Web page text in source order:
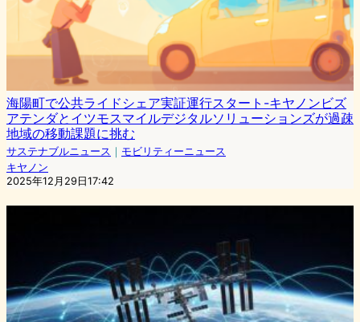
海陽町で公共ライドシェア実証運行スタート-キヤノンビズ
アテンダとイツモスマイルデジタルソリューションズが過疎
地域の移動課題に挑む
サステナブルニュース ｜ モビリティーニュース
キヤノン
2025年12月29日17:42